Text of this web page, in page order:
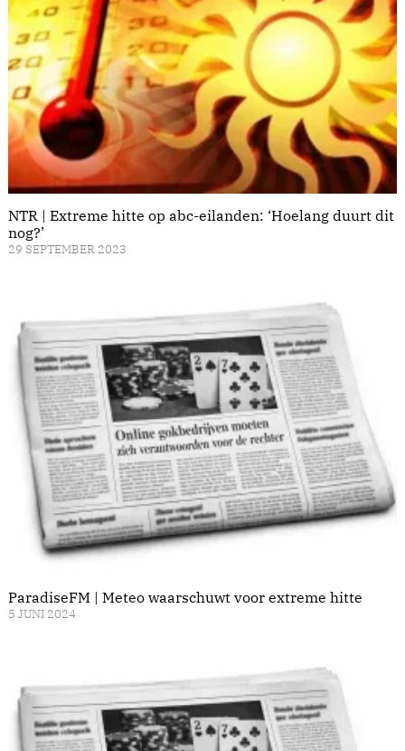
NTR | Extreme hitte op abc-eilanden: ‘Hoelang duurt dit
nog?’
29 SEPTEMBER 2023
ParadiseFM | Meteo waarschuwt voor extreme hitte
5 JUNI 2024